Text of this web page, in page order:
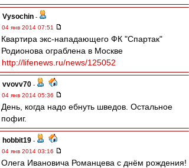
Vysochin -
04 янв 2014 07:51
Квартира экс-нападающего ФК "Спартак"
Родионова ограблена в Москве
http://lifenews.ru/news/125052
vvovv70 -
04 янв 2014 05:36
День, когда надо ебнуть шведов. Остальное
пофиг.
hobbit19 -
04 янв 2014 03:16
Олега Ивановича Романцева с днём рождения!